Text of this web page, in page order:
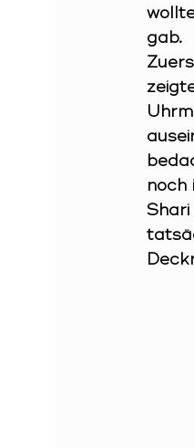
gab.
noch
Shari